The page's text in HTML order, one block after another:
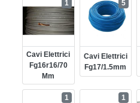
Cavi Elettrici
Fg16r16/70
Mm
1
Cavi Elettrici
Fg17/1.5mm
5
1 1